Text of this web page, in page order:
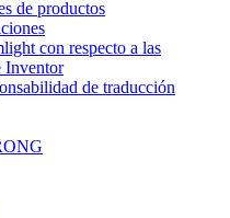
de productos
con respecto a las
Inventor
de traducción